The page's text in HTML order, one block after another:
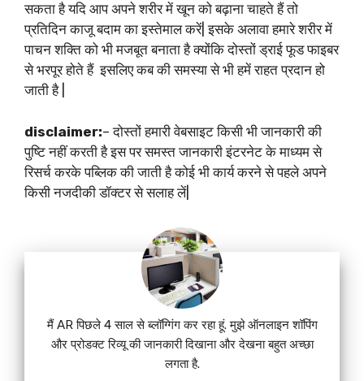
सकता है यदि आप अपने शरीर में खून को बढ़ाना चाहते हैं तो
प्रतिदिन काजू बदाम का इस्तेमाल करें| इसके अलावा हमारे शरीर में
पाचन शक्ति को भी मजबूत बनाता है क्योंकि दोस्तों ड्राई फूड फाइबर
से भरपूर होते हैं इसलिए कब की समस्या से भी हमें राहत प्रदान हो
जाती है |
disclaimer:– दोस्तों हमारी वेबसाइट किसी भी जानकारी की
पुष्टि नहीं करती है इस पर समस्त जानकारी इंटरनेट के माध्यम से
रिसर्च करके पब्लिक की जाती है कोई भी कार्य करने से पहले अपने
किसी नजदीकी डॉक्टर से सलाह लें|
मैं AR पिछले 4 साल से ब्लॉग्गिंग कर रहा हूं. मुझे ऑनलाइन शॉपिंग
और प्रोडक्ट रिव्यू की जानकारी दिखाना और देखना बहुत अच्छा
लगता है.